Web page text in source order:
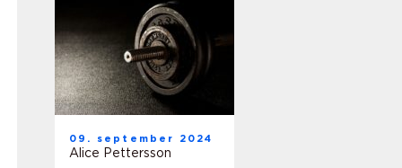
09. september 2024
Alice Pettersson